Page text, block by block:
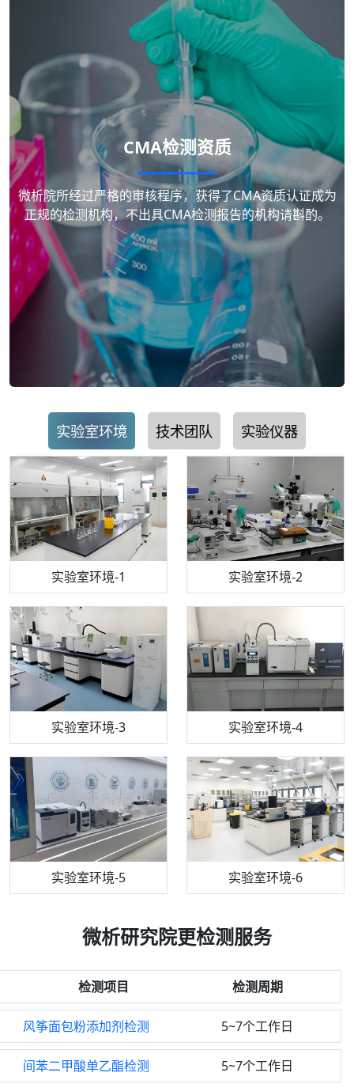
CMA检测资质
微析院所经过严格的审核程序，获得了CMA资质认证成为
正规的检测机构，不出具CMA检测报告的机构请斟酌。
实验室环境 技术团队 实验仪器
实验室环境-1 实验室环境-2
实验室环境-3 实验室环境-4
实验室环境-5 实验室环境-6
机构质检技术员-1 机构质检技术员-2
机构质检技术员-3 机构质检技术员-4
机构质检技术员-5 机构质检技术员-6
步入式恒温恒湿试验箱 电感耦合等离子体光谱仪
高效液相色谱仪 流式细胞仪
气相色谱仪 万能力学试验仪
微析研究院更检测服务
检测项目 检测周期
风筝面包粉添加剂检测 5~7个工作日
间苯二甲酸单乙酯检测 5~7个工作日